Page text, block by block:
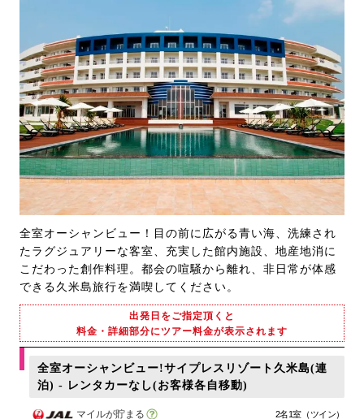
全室オーシャンビュー！目の前に広がる青い海、洗練され
たラグジュアリーな客室、充実した館内施設、地産地消に
こだわった創作料理。都会の喧騒から離れ、非日常が体感
できる久米島旅行を満喫してください。
出発日をご指定頂くと
料金・詳細部分にツアー料金が表示されます
全室オーシャンビュー!サイプレスリゾート久米島(連
泊) - レンタカーなし(お客様各自移動)
マイルが貯まる 2名1室（ツイン）